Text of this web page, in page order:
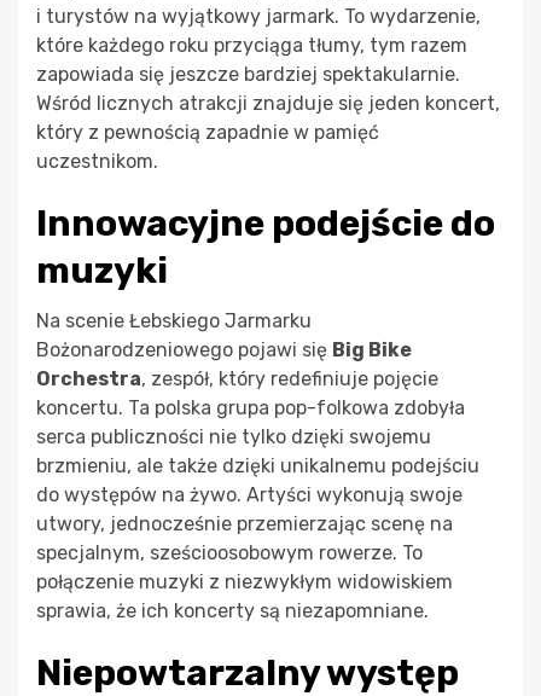
i turystów na wyjątkowy jarmark. To wydarzenie,
które każdego roku przyciąga tłumy, tym razem
zapowiada się jeszcze bardziej spektakularnie.
Wśród licznych atrakcji znajduje się jeden koncert,
który z pewnością zapadnie w pamięć
uczestnikom.
Innowacyjne podejście do
muzyki
Na scenie Łebskiego Jarmarku
Bożonarodzeniowego pojawi się Big Bike
Orchestra, zespół, który redefiniuje pojęcie
koncertu. Ta polska grupa pop-folkowa zdobyła
serca publiczności nie tylko dzięki swojemu
brzmieniu, ale także dzięki unikalnemu podejściu
do występów na żywo. Artyści wykonują swoje
utwory, jednocześnie przemierzając scenę na
specjalnym, sześcioosobowym rowerze. To
połączenie muzyki z niezwykłym widowiskiem
sprawia, że ich koncerty są niezapomniane.
Niepowtarzalny występ